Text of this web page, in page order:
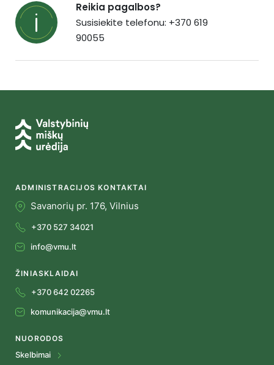
Reikia pagalbos?
Susisiekite telefonu: +370 619
90055
ADMINISTRACIJOS KONTAKTAI
Savanorių pr. 176, Vilnius
+370 527 34021
info@vmu.lt
ŽINIASKLAIDAI
+370 642 02265
komunikacija@vmu.lt
NUORODOS
Skelbimai